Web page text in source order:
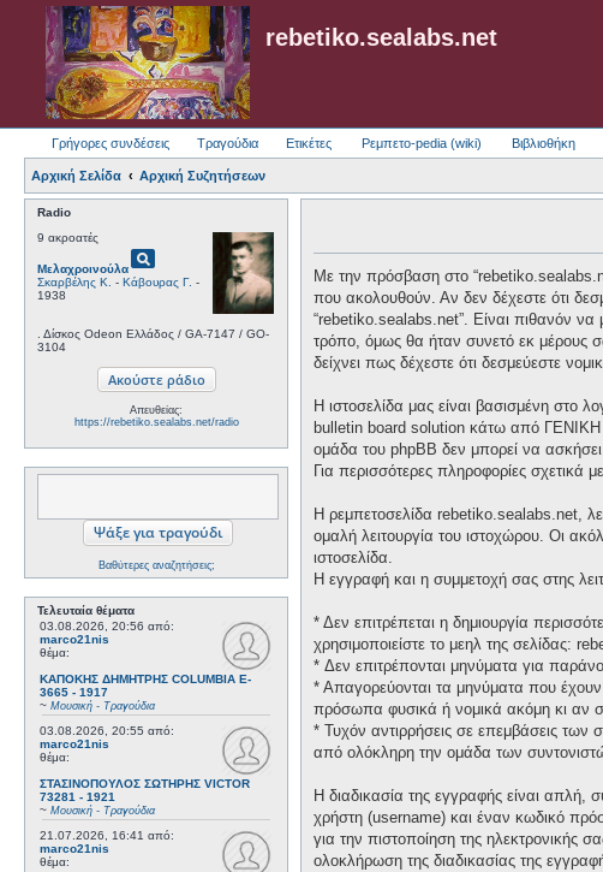
rebetiko.sealabs.net
Γρήγορες συνδέσεις Τραγούδια Ετικέτες Ρεμπετο-pedia (wiki) Βιβλιοθήκη
Αρχική Σελίδα Αρχική Συζητήσεων
Radio
9 ακροατές
Μελαχροινούλαpageview
Σκαρβέλης Κ. - Κάβουρας Γ. -
1938
. Δίσκος Odeon Ελλάδος / GA-7147 / GO-
3104
Απευθείας:
https://rebetiko.sealabs.net/radio
Βαθύτερες αναζητήσεις;
Τελευταία θέματα
03.08.2026, 20:56 από:
marco21nis
θέμα:
ΚΑΠΟΚΗΣ ΔΗΜΗΤΡΗΣ COLUMBIA E-
3665 - 1917
~ Μουσική - Τραγούδια
03.08.2026, 20:55 από:
marco21nis
θέμα:
ΣΤΑΣΙΝΟΠΟΥΛΟΣ ΣΩΤΗΡΗΣ VICTOR
73281 - 1921
~ Μουσική - Τραγούδια
21.07.2026, 16:41 από:
marco21nis
θέμα:
Με την πρόσβαση στο
που ακολουθούν. Αν δεν δέχεστε ότι
“rebetiko.sealabs.net”. Είναι πιθανόν να
τρόπο, όμως θα ήταν συνετό εκ μέρους
δείχνει πως δέχεστε ότι δεσμεύεστε
Η ιστοσελίδα μας είναι βασισμένη στο
bulletin board solution κάτω από
ομάδα του phpBB δεν μπορεί να
Για περισσότερες πληροφορίες
Η ρεμπετοσελίδα rebetiko.sealabs.net,
ομαλή λειτουργία του ιστοχώρου. Οι
ιστοσελίδα.
Η εγγραφή και η συμμετοχή σας στης
* Δεν επιτρέπεται η δημιουργία
χρησιμοποιείστε το μεηλ της σελίδας:
* Δεν επιτρέπονται μηνύματα για
* Απαγορεύονται τα μηνύματα που
πρόσωπα φυσικά ή νομικά ακόμη κι αν
* Τυχόν αντιρρήσεις σε επεμβάσεις
από ολόκληρη την ομάδα των
Η διαδικασία της εγγραφής είναι
χρήστη (username) και έναν κωδικό
για την πιστοποίηση της ηλεκτρονικής
ολοκλήρωση της διαδικασίας της